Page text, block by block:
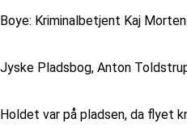
Boye: Kriminalbetjent Kaj
Jyske Pladsbog, Anton
Holdet var på pladsen, da flyet